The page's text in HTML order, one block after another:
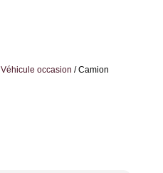
Véhicule occasion / Camion